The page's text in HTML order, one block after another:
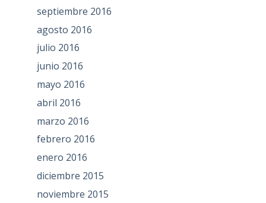
septiembre 2016
agosto 2016
julio 2016
junio 2016
mayo 2016
abril 2016
marzo 2016
febrero 2016
enero 2016
diciembre 2015
noviembre 2015